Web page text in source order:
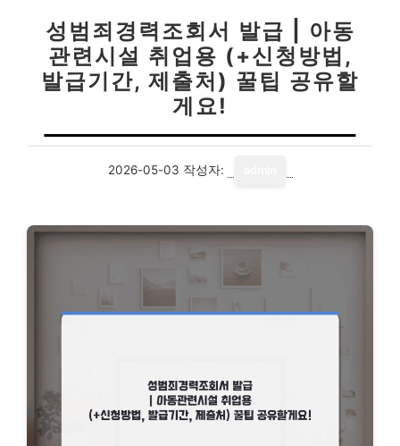
성범죄경력조회서 발급 | 아동
관련시설 취업용 (+신청방법,
발급기간, 제출처) 꿀팁 공유할
게요!
2026-05-03 작성자: